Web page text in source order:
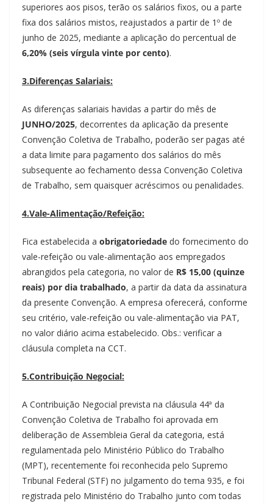
superiores aos pisos, terão os salários fixos, ou a parte
fixa dos salários mistos, reajustados a partir de 1º de
junho de 2025, mediante a aplicação do percentual de
6,20% (seis vírgula vinte por cento).
3.Diferenças Salariais:
As diferenças salariais havidas a partir do mês de
JUNHO/2025, decorrentes da aplicação da presente
Convenção Coletiva de Trabalho, poderão ser pagas até
a data limite para pagamento dos salários do mês
subsequente ao fechamento dessa Convenção Coletiva
de Trabalho, sem quaisquer acréscimos ou penalidades.
4.Vale-Alimentação/Refeição:
Fica estabelecida a obrigatoriedade do fornecimento do
vale-refeição ou vale-alimentação aos empregados
abrangidos pela categoria, no valor de R$ 15,00 (quinze
reais) por dia trabalhado, a partir da data da assinatura
da presente Convenção. A empresa oferecerá, conforme
seu critério, vale-refeição ou vale-alimentação via PAT,
no valor diário acima estabelecido. Obs.: verificar a
cláusula completa na CCT.
5.Contribuição Negocial:
A Contribuição Negocial prevista na cláusula 44ª da
Convenção Coletiva de Trabalho foi aprovada em
deliberação de Assembleia Geral da categoria, está
regulamentada pelo Ministério Público do Trabalho
(MPT), recentemente foi reconhecida pelo Supremo
Tribunal Federal (STF) no julgamento do tema 935, e foi
registrada pelo Ministério do Trabalho junto com todas